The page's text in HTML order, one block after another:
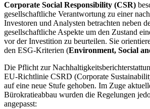
Corporate Social Responsibility (CSR)
gesellschaftliche Verantwortung zu einer
Investoren und Analysten betrachten neben
gesellschaftliche Aspekte um den Zustand
vor der Investition zu beurteilen. Sie
den ESG-Kriterien (Environment, Social
Die Pflicht zur
EU-Richtlinie CSRD (Corporate
auf eine neue Stufe gehoben. Im Zuge
Bürokratieabbau wurden die Regelungen
angepasst: